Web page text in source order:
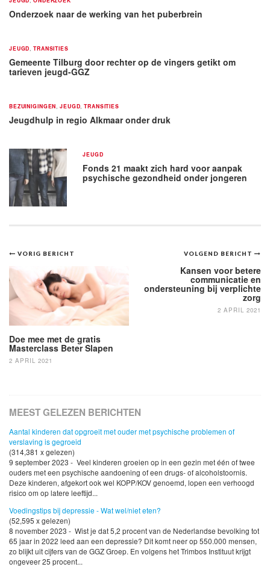
Onderzoek naar de werking van het puberbrein
JEUGD ,TRANSITIES
Gemeente Tilburg door rechter op de vingers getikt om
tarieven jeugd-GGZ
BEZUINIGINGEN ,JEUGD ,TRANSITIES
Jeugdhulp in regio Alkmaar onder druk
JEUGD
Fonds 21 maakt zich hard voor aanpak
psychische gezondheid onder jongeren
Bericht
navigatie
VOLGEND BERICHT
Kansen voor betere
communicatie en
ondersteuning bij verplichte
zorg
2 APRIL 2021
VORIG BERICHT
Doe mee met de gratis
Masterclass Beter Slapen
2 APRIL 2021
MEEST GELEZEN BERICHTEN
Aantal kinderen dat opgroeit met ouder met psychische problemen of
verslaving is gegroeid
(314,381 x gelezen)
9 september 2023 - Veel kinderen groeien op in een gezin met één of twee
ouders met een psychische aandoening of een drugs- of alcoholstoornis.
Deze kinderen, afgekort ook wel KOPP/KOV genoemd, lopen een verhoogd
risico om op latere leeftijd...
Voedingstips bij depressie - Wat wel/niet eten?
(52,595 x gelezen)
8 november 2023 - Wist je dat 5,2 procent van de Nederlandse bevolking tot
65 jaar in 2022 leed aan een depressie? Dit komt neer op 550.000 mensen,
zo blijkt uit cijfers van de GGZ Groep. En volgens het Trimbos Instituut krijgt
ongeveer 25 procent...